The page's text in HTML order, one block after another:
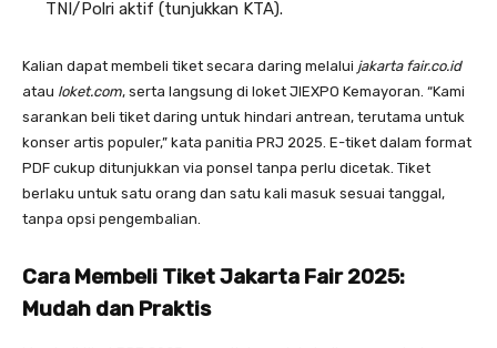
TNI/Polri aktif (tunjukkan KTA).
Kalian dapat membeli tiket secara daring melalui jakarta fair.co.id
atau loket.com, serta langsung di loket JIEXPO Kemayoran. “Kami
sarankan beli tiket daring untuk hindari antrean, terutama untuk
konser artis populer,” kata panitia PRJ 2025. E-tiket dalam format
PDF cukup ditunjukkan via ponsel tanpa perlu dicetak. Tiket
berlaku untuk satu orang dan satu kali masuk sesuai tanggal,
tanpa opsi pengembalian.
Cara Membeli Tiket Jakarta Fair 2025:
Mudah dan Praktis